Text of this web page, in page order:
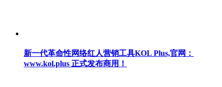
新一代革命性网络红人营销工具KOL Plus,官网：
www.kol.plus 正式发布商用！